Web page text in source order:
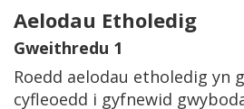
Aelodau Etholedig
Gweithredu 1
Roedd aelodau etholedig yn
cyfleoedd i gyfnewid